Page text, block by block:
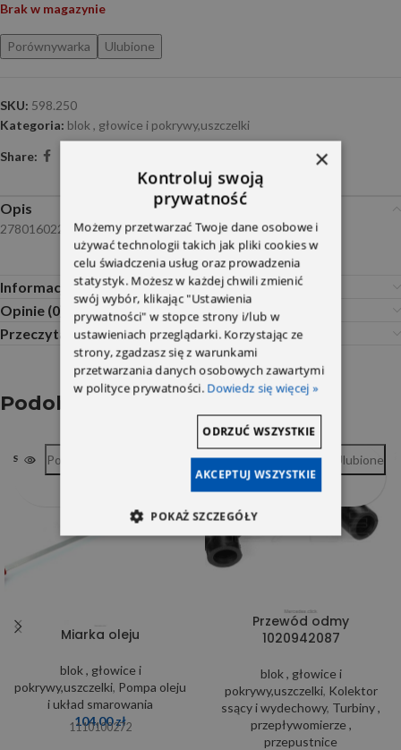
Brak w magazynie
Porównywarka Ulubione
SKU: 598.250
Kategoria: blok , głowice i pokrywy,uszczelki
Share:
Opis
2780160220 Elring
Informacje dodatkowe
Opinie (0)
Przeczytaj Przed Zakupem
Podobne produkty
SOLD OUT
Miarka oleju
blok , głowice i
pokrywy,uszczelki, Pompa oleju
i układ smarowania
104,00zł
1110100272
Porównywarka SOLD OUT
Przewód odmy
1020942087
blok , głowice i
pokrywy,uszczelki, Kolektor
ssący i wydechowy, Turbiny ,
przepływomierze ,
przepustnice
Porównywarka Ulubione
×
Kontroluj swoją
prywatność
Możemy przetwarzać Twoje dane osobowe i
używać technologii takich jak pliki cookies w
celu świadczenia usług oraz prowadzenia
statystyk. Możesz w każdej chwili zmienić
swój wybór, klikając "Ustawienia
prywatności" w stopce strony i/lub w
ustawieniach przeglądarki. Korzystając ze
strony, zgadzasz się z warunkami
przetwarzania danych osobowych zawartymi
w polityce prywatności. Dowiedz się więcej »
AKCEPTUJ WSZYSTKIE
ODRZUĆ WSZYSTKIE
POKAŻ SZCZEGÓŁY